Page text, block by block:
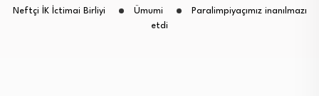
Neftçi İK İctimai Birliyi Ümumi
Paralimpiyaçımız inanılmazı
etdi